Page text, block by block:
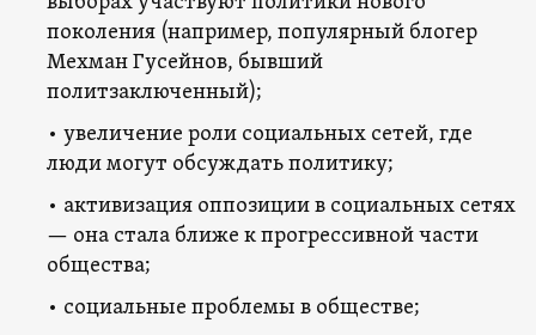
поколения (например, популярный блогер
Мехман Гусейнов, бывший
политзаключенный);
• увеличение роли социальных сетей, где
люди могут обсуждать политику;
• активизация оппозиции в социальных сетях
— она стала ближе к прогрессивной части
общества;
• социальные проблемы в обществе;